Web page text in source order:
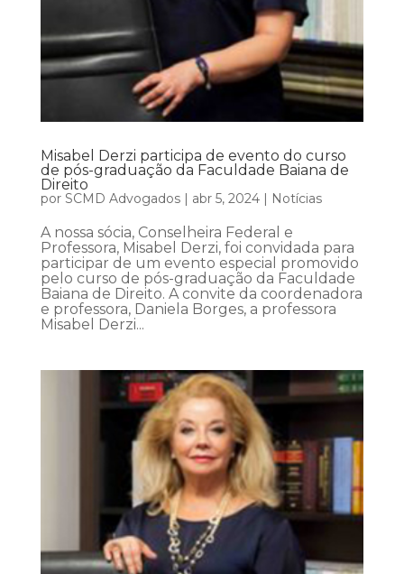
Misabel Derzi participa de evento do curso
de pós-graduação da Faculdade Baiana de
Direito
por SCMD Advogados| abr 5, 2024| Notícias
A nossa sócia, Conselheira Federal e
Professora, Misabel Derzi, foi convidada para
participar de um evento especial promovido
pelo curso de pós-graduação da Faculdade
Baiana de Direito. A convite da coordenadora
e professora, Daniela Borges, a professora
Misabel Derzi...